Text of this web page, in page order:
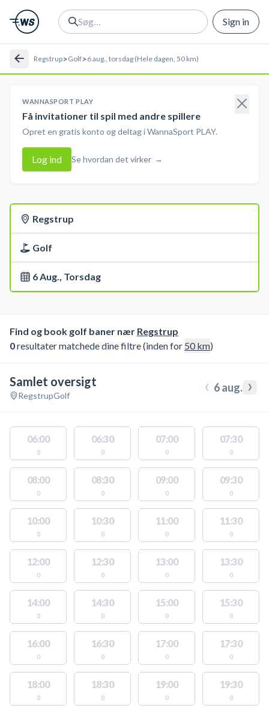
Sign in
Regstrup>Golf>6 aug., torsdag (Hele dagen, 50 km)
WANNASPORT PLAY
Få invitationer til spil med andre spillere
Opret en gratis konto og deltag i WannaSport PLAY.
Log ind Se hvordan det virker →
Regstrup
Golf
6 Aug., Torsdag
Find og book golf baner nær Regstrup
0resultater matchede dine filtre (inden for 50km)
Samlet oversigt
RegstrupGolf ‹ 6 aug. ›
06:00
0
06:30
0
07:00
0
07:30
0
08:00
0
08:30
0
09:00
0
09:30
0
10:00
0
10:30
0
11:00
0
11:30
0
12:00
0
12:30
0
13:00
0
13:30
0
14:00
0
14:30
0
15:00
0
15:30
0
16:00
0
16:30
0
17:00
0
17:30
0
18:00
0
18:30
0
19:00
0
19:30
0